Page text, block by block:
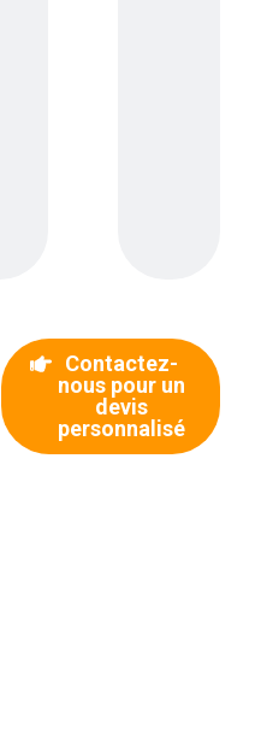
Contactez-
nous pour un
devis
personnalisé